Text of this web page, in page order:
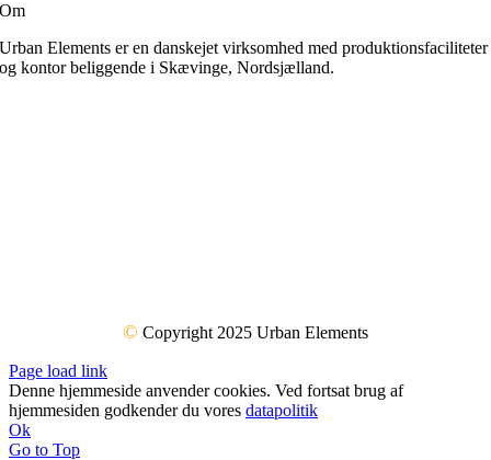
Om
Urban Elements er en danskejet virksomhed med produktionsfaciliteter
og kontor beliggende i Skævinge, Nordsjælland.
© Copyright 2025 Urban Elements
Page load link
Denne hjemmeside anvender cookies. Ved fortsat brug af
hjemmesiden godkender du vores datapolitik
Ok
Go to Top